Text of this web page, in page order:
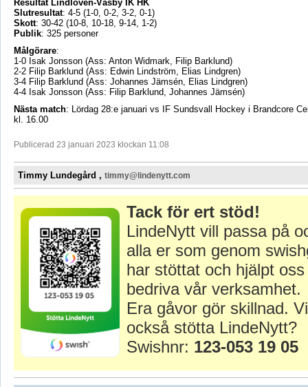
Resultat Lindlöven-Väsby IK HK
Slutresultat: 4-5 (1-0, 0-2, 3-2, 0-1)
Skott: 30-42 (10-8, 10-18, 9-14, 1-2)
Publik: 325 personer
Målgörare:
1-0 Isak Jonsson (Ass: Anton Widmark, Filip Barklund)
2-2 Filip Barklund (Ass: Edwin Lindström, Elias Lindgren)
3-4 Filip Barklund (Ass: Johannes Jämsén, Elias Lindgren)
4-4 Isak Jonsson (Ass: Filip Barklund, Johannes Jämsén)
Nästa match: Lördag 28:e januari vs IF Sundsvall Hockey i Brandcore
kl. 16.00
Publicerad 23 januari 2023 klockan 11:08
Timmy Lundegård , timmy@lindenytt.com
Tack för ert stöd!
LindeNytt vill passa på
alla er som genom
har stöttat och hjälpt
bedriva vår verksamhet.
Era gåvor gör skillnad.
också stötta LindeNytt?
Swishnr: 123-053 19 05